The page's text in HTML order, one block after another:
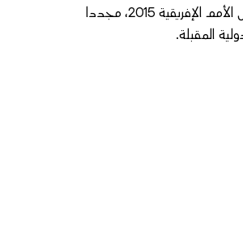
وبذلك، سيعود هيرفي رونار، المتوج من قبل بلقب بطل إفريقيا مع “الأفيال” الإيفوارية خلال كأس الأمم الإفريقية 2015، مجددا
المقبلة.